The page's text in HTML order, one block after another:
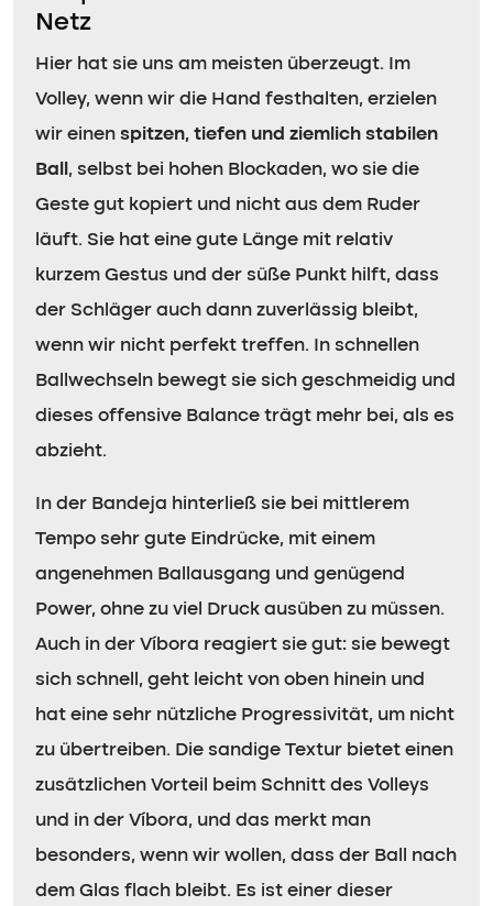
Netz
Hier hat sie uns am meisten überzeugt. Im
Volley, wenn wir die Hand festhalten, erzielen
wir einen spitzen, tiefen und ziemlich stabilen
Ball , selbst bei hohen Blockaden, wo sie die
Geste gut kopiert und nicht aus dem Ruder
läuft. Sie hat eine gute Länge mit relativ
kurzem Gestus und der süße Punkt hilft, dass
der Schläger auch dann zuverlässig bleibt,
wenn wir nicht perfekt treffen. In schnellen
Ballwechseln bewegt sie sich geschmeidig und
dieses offensive Balance trägt mehr bei, als es
abzieht.
In der Bandeja hinterließ sie bei mittlerem
Tempo sehr gute Eindrücke, mit einem
angenehmen Ballausgang und genügend
Power, ohne zu viel Druck ausüben zu müssen.
Auch in der Víbora reagiert sie gut: sie bewegt
sich schnell, geht leicht von oben hinein und
hat eine sehr nützliche Progressivität, um nicht
zu übertreiben. Die sandige Textur bietet einen
zusätzlichen Vorteil beim Schnitt des Volleys
und in der Víbora, und das merkt man
besonders, wenn wir wollen, dass der Ball nach
dem Glas flach bleibt. Es ist einer dieser